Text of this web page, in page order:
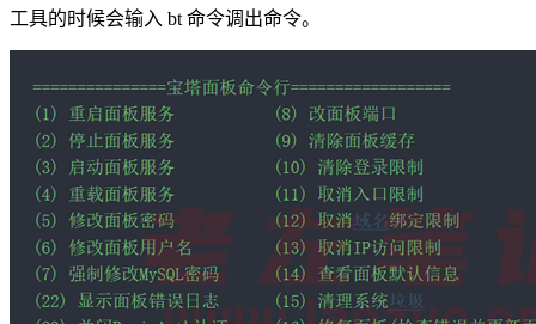
工具的时候会输入 bt 命令调出命令。